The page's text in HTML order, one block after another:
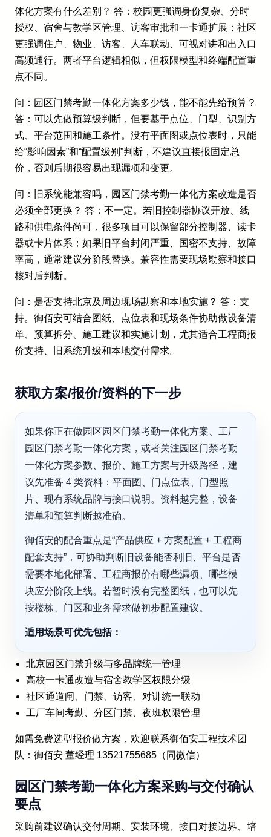
体化方案有什么差别？ 答：校园更强调身份复杂、分时
授权、宿舍与教学区管理、访客审批和一卡通扩展；社区
更强调住户、物业、访客、人车联动、可视对讲和出入口
高频通行。两者平台逻辑相似，但权限模型和终端配置重
点不同。
问：园区门禁考勤一体化方案多少钱，能不能先给预算？
答：可以先做预算级判断，但要基于点位、门型、识别方
式、平台范围和施工条件。没有平面图或点位表时，只能
给“影响因素”和“配置级别”判断，不建议直接报固定总
价，否则后期很容易出现漏项和变更。
问：旧系统能兼容吗，园区门禁考勤一体化方案改造是否
必须全部更换？ 答：不一定。若旧控制器协议开放、线
路和供电条件尚可，很多项目可以保留部分控制器、读卡
器或卡片体系；如果旧平台封闭严重、国密不支持、故障
率高，通常建议分阶段替换。兼容性需要现场勘察和接口
核对后判断。
问：是否支持北京及周边现场勘察和本地实施？ 答：支
持。御佰安可结合图纸、点位表和现场条件协助做设备清
单、预算拆分、施工建议和实施计划，尤其适合工程商报
价支持、旧系统升级和本地交付需求。
获取方案/报价/资料的下一步
如果你正在做园区园区门禁考勤一体化方案、工厂
园区门禁考勤一体化方案，或者关注园区门禁考勤
一体化方案参数、报价、施工方案与升级路径，建
议先准备 4 类资料：平面图、门点位表、门型照
片、现有系统品牌与接口说明。资料越完整，设备
清单和预算判断越准确。
御佰安的配合重点是“产品供应 + 方案配置 + 工程商
配套支持”，可协助判断旧设备能否利旧、平台是否
需要本地化部署、工程商报价有哪些漏项、哪些模
块应分阶段上线。若暂时没有完整图纸，也可以先
按楼栋、门区和业务需求做初步配置建议。
适用场景可优先包括：
北京园区门禁升级与多品牌统一管理
高校一卡通改造与宿舍教学区权限分级
社区通道闸、门禁、访客、对讲统一联动
工厂车间考勤、分区门禁、夜班权限管理
如需免费选型报价做方案，欢迎联系御佰安工程技术团
队：御佰安 董经理 13521755685（同微信）
园区门禁考勤一体化方案采购与交付确认
要点
采购前建议确认交付周期、安装环境、接口对接边界、培